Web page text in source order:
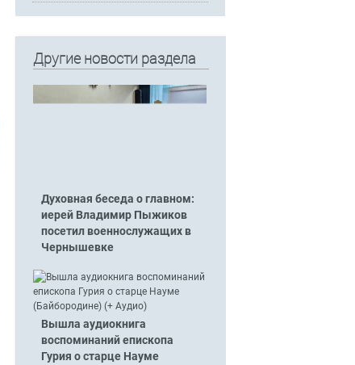
Другие новости раздела
Духовная беседа о главном:
иерей Владимир Пыжиков
посетил военнослужащих в
Чернышевке
Вышла аудиокнига
воспоминаний епископа
Гурия о старце Науме